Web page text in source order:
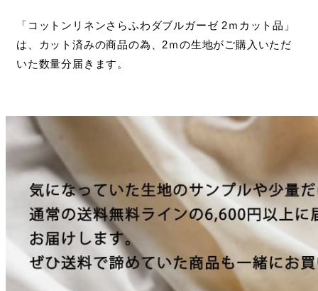
「コットンリネンさらふわダブルガーゼ 2ｍカット品」
は、カット済みの商品の為、2ｍの生地がご購入いただ
いた数量分届きます。